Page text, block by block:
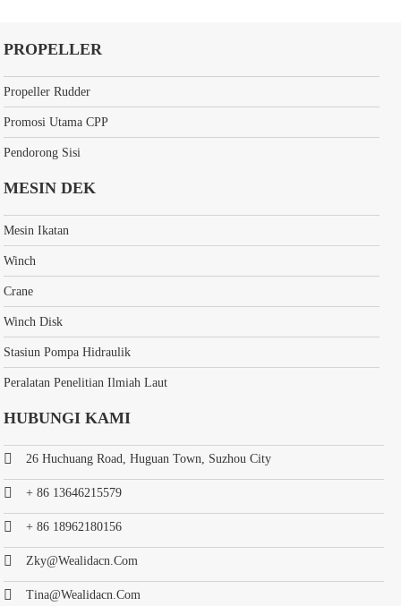
PROPELLER
Propeller Rudder
Promosi Utama CPP
Pendorong Sisi
MESIN DEK
Mesin Ikatan
Winch
Crane
Winch Disk
Stasiun Pompa Hidraulik
Peralatan Penelitian Ilmiah Laut
HUBUNGI KAMI
26 Huchuang Road, Huguan Town, Suzhou City
+ 86 13646215579
+ 86 18962180156
Zky@wealidacn.com
Tina@wealidacn.com